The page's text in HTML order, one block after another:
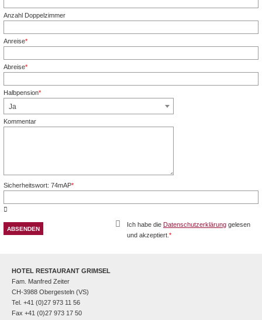
Anzahl Doppelzimmer
Anreise*
Abreise*
Halbpension*
Pflichtfeld
Ja
Kommentar
Sicherheitswort: 74mAP*
Ich habe die Datenschutzerklärung gelesen
und akzeptiert. *
HOTEL RESTAURANT GRIMSEL
Fam. Manfred Zeiter
CH-3988 Obergesteln (VS)
Tel. +41 (0)27 973 11 56
Fax +41 (0)27 973 17 50